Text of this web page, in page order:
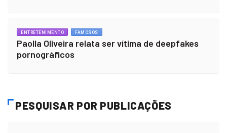
ENTRETENIMENTO FAMOSOS
Paolla Oliveira relata ser vítima de deepfakes
pornográficos
PESQUISAR POR PUBLICAÇÕES